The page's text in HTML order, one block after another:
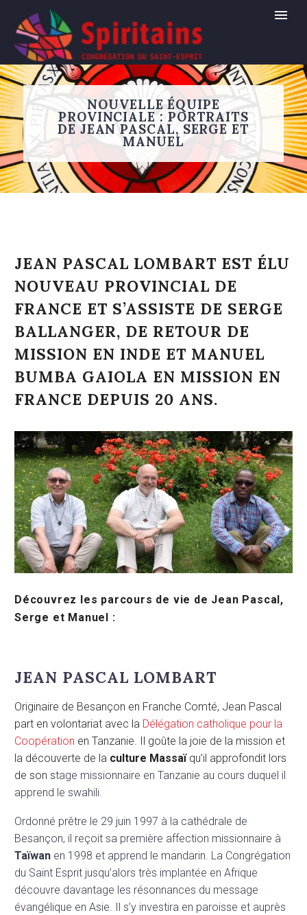
NOUVELLE ÉQUIPE
PROVINCIALE : PORTRAITS
DE JEAN PASCAL, SERGE ET
MANUEL
JEAN PASCAL LOMBART EST ÉLU
NOUVEAU PROVINCIAL DE
FRANCE ET S’ASSISTE DE SERGE
BALLANGER, DE RETOUR DE
MISSION EN INDE ET MANUEL
BUMBA GAIOLA EN MISSION EN
FRANCE DEPUIS 20 ANS.
Découvrez les parcours de vie de Jean Pascal,
Serge et Manuel :
JEAN PASCAL LOMBART
Originaire de Besançon en Franche Comté, Jean Pascal
part en volontariat avec la Délégation catholique pour la
Coopération en Tanzanie. Il goûte la joie de la mission et
la découverte de la culture Massaïqu’il approfondit lors
de son stage missionnaire en Tanzanie au cours duquel il
apprend le swahili.
Ordonné prêtre le 29 juin 1997 à la cathédrale de
Besançon, il reçoit sa première affection missionnaire à
Taïwan en 1998 et apprend le mandarin. La Congrégation
du Saint Esprit jusqu’alors très implantée en Afrique
découvre davantage les résonnances du message
évangélique en Asie. Il s’y investira en paroisse et auprès